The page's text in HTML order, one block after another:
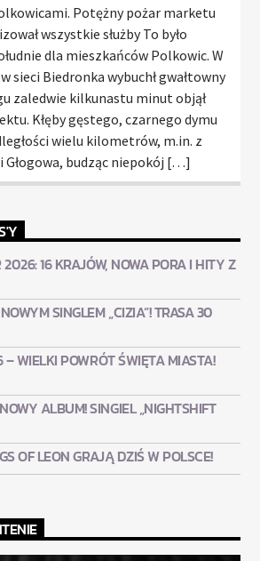
Potężny pożar marketu
wszystkie służby To było
dla mieszkańców Polkowic. W
sieci Biedronka wybuchł gwałtowny
zaledwie kilkunastu minut objął
Kłęby gęstego, czarnego dymu
wielu kilometrów, m.in. z
Głogowa, budząc niepokój […]
16 KRAJÓW, NOWA PORA I HITY Z
SINGLEM „CIZIA”! TRASA 30
WIELKI POWRÓT ŚWIĘTA MIASTA!
ALBUM! SINGIEL „NIGHTSHIFT
OF LEON GRAJĄ DZIŚ W POLSCE!